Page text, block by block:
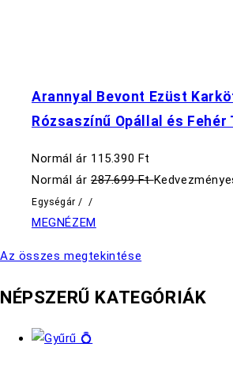
Arannyal Bevont Ezüst
Rózsaszínű Opállal és Fehér
Normál ár 115.390 Ft
Normál ár 287.699 Ft
Egységár / /
MEGNÉZEM
Az összes megtekintése
NÉPSZERŰ KATEGÓRIÁK